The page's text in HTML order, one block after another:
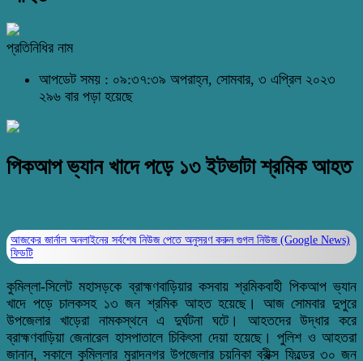
প্রতিনিধির নাম
আপডেট সময় : ০৯:৩৭:৩৯ অপরাহ্ন, সোমবার, ৩ এপ্রিল ২০২৩
২৯৬ বার পড়া হয়েছে
পিকআপ ভ্যান খাদে পড়ে ১৩ ইটভাটা শ্রমিক আহত
আজকের জার্নাল অনলাইনের সর্বশেষ নিউজ পেতে অনুসরণ করুন গুগল নিউজ (Google News)
ফিডটি
কুমিল্লা-সিলেট মহাসড়কে ব্রাহ্মণবাড়িয়ার কসবায় শ্রমিকবাহী পিকআপ ভ্যান
খাদে পড়ে চালকসহ ১৩ জন শ্রমিক আহত হয়েছে। আজ সোমবার দুপুরে
উপজেলার খাড়েরা নামকস্থনে এ দুর্ঘটনা ঘটে। আহতদের উদ্ধার করে
ব্রাহ্মণবাড়িয়া জেনারেল হাসপাতালে চিকিৎসা দেয়া হয়েছে। পুলিশ ও আহতরা
জানান, সকালে কুমিল্লার মুরাদনগর উপজেলার চয়নিকা ব্রীক্স ফিল্ডের ৩০ জন